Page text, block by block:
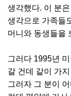
생각했다. 이 분
생각으로 가족들
머니와 동생들을
그러다 1995년
갈 건데 같이 가
그러자 그 분이